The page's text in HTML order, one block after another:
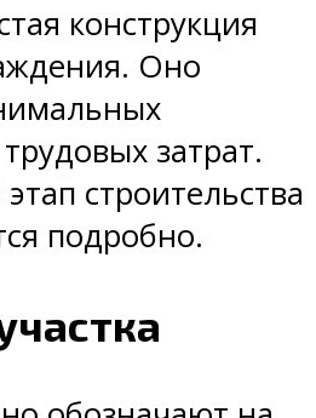
конструкция
Оно
затрат.
строительства
подробно.